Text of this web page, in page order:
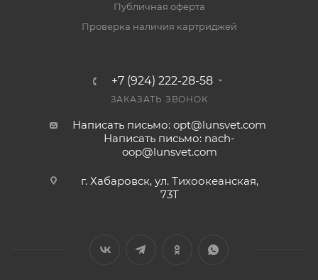
Публичная оферта
Проверка наличия картриджей
+7 (924) 222-28-58
ЗАКАЗАТЬ ЗВОНОК
Написать письмо: opt@lunsvet.com
Написать письмо: nach-
oop@lunsvet.com
г. Хабаровск, ул. Тихоокеанская,
73Т